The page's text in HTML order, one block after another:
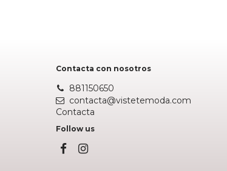
Contacta con nosotros
881150650
contacta@vistetemoda.com
Contacta
Follow us